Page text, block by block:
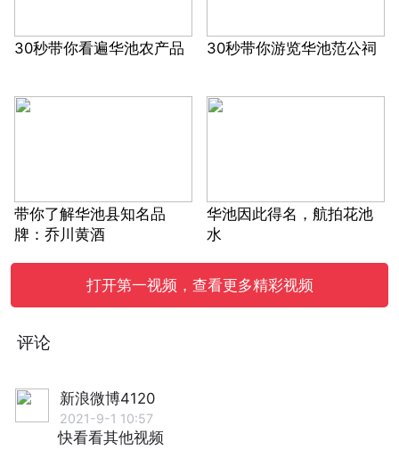
30秒带你看遍华池农产品 30秒带你游览华池范公祠
带你了解华池县知名品
牌：乔川黄酒
华池因此得名，航拍花池
水
打开第一视频，查看更多精彩视频
评论
新浪微博4120
2021-9-1 10:57
快看看其他视频